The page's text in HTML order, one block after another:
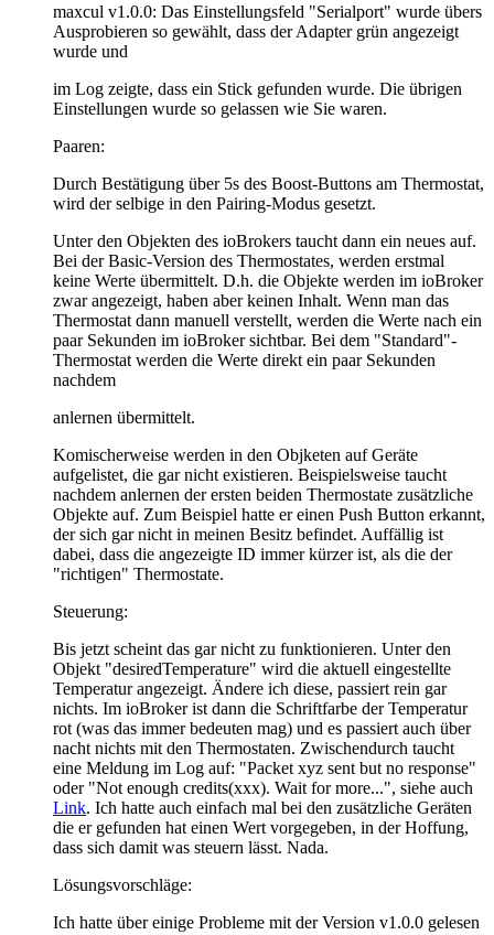
maxcul v1.0.0: Das Einstellungsfeld "Serialport" wurde übers
Ausprobieren so gewählt, dass der Adapter grün angezeigt
wurde und
im Log zeigte, dass ein Stick gefunden wurde. Die übrigen
Einstellungen wurde so gelassen wie Sie waren.
Paaren:
Durch Bestätigung über 5s des Boost-Buttons am Thermostat,
wird der selbige in den Pairing-Modus gesetzt.
Unter den Objekten des ioBrokers taucht dann ein neues auf.
Bei der Basic-Version des Thermostates, werden erstmal
keine Werte übermittelt. D.h. die Objekte werden im ioBroker
zwar angezeigt, haben aber keinen Inhalt. Wenn man das
Thermostat dann manuell verstellt, werden die Werte nach ein
paar Sekunden im ioBroker sichtbar. Bei dem "Standard"-
Thermostat werden die Werte direkt ein paar Sekunden
nachdem
anlernen übermittelt.
Komischerweise werden in den Objketen auf Geräte
aufgelistet, die gar nicht existieren. Beispielsweise taucht
nachdem anlernen der ersten beiden Thermostate zusätzliche
Objekte auf. Zum Beispiel hatte er einen Push Button erkannt,
der sich gar nicht in meinen Besitz befindet. Auffällig ist
dabei, dass die angezeigte ID immer kürzer ist, als die der
"richtigen" Thermostate.
Steuerung:
Bis jetzt scheint das gar nicht zu funktionieren. Unter den
Objekt "desiredTemperature" wird die aktuell eingestellte
Temperatur angezeigt. Ändere ich diese, passiert rein gar
nichts. Im ioBroker ist dann die Schriftfarbe der Temperatur
rot (was das immer bedeuten mag) und es passiert auch über
nacht nichts mit den Thermostaten. Zwischendurch taucht
eine Meldung im Log auf: "Packet xyz sent but no response"
oder "Not enough credits(xxx). Wait for more...", siehe auch
Link. Ich hatte auch einfach mal bei den zusätzliche Geräten
die er gefunden hat einen Wert vorgegeben, in der Hoffung,
dass sich damit was steuern lässt. Nada.
Lösungsvorschläge:
Ich hatte über einige Probleme mit der Version v1.0.0 gelesen